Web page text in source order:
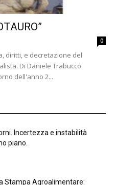
0
diritti, e decretazione del
Di Daniele Trabucco
dell'anno 2...
Incertezza e instabilità
piano.
Stampa Agroalimentare: